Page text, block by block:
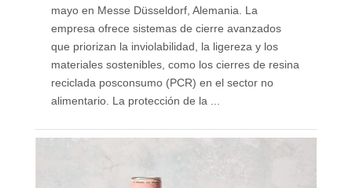
mayo en Messe Düsseldorf, Alemania. La
empresa ofrece sistemas de cierre avanzados
que priorizan la inviolabilidad, la ligereza y los
materiales sostenibles, como los cierres de resina
reciclada posconsumo (PCR) en el sector no
alimentario. La protección de la ...